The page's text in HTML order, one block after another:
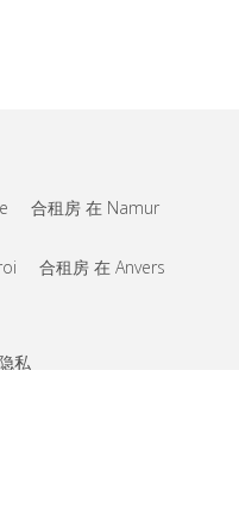
合租房 在 Namur
合租房 在 Anvers
私